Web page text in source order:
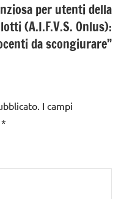
per utenti della
(A.I.F.V.S. Onlus):
da scongiurare”
I campi
*